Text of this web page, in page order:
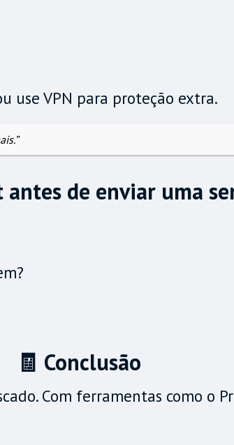
use VPN para proteção extra.
antes de enviar uma
🧾 Conclusão
Com ferramentas como o